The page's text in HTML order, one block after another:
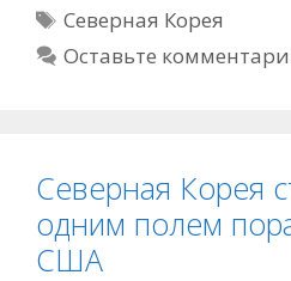
Метки
Северная Корея
Оставьте
Северная Корея
одним полем
США